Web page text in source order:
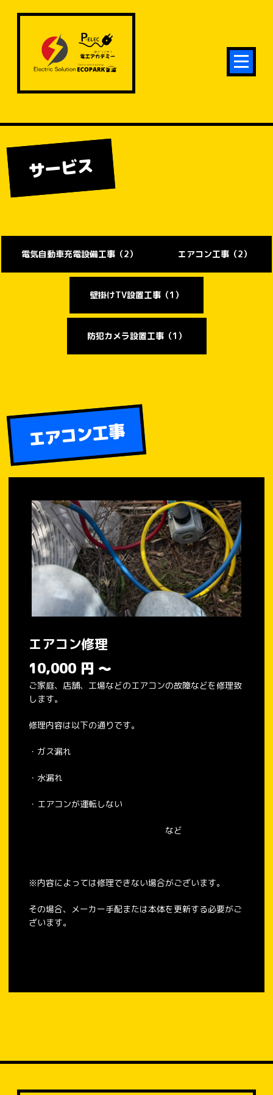
サービス
電気自動車充電設備工事（2） エアコン工事（2）
壁掛けTV設置工事（1）
防犯カメラ設置工事（1）
エアコン工事
エアコン修理
10,000 円 ～
ご家庭、店舗、工場などのエアコンの故障などを修理致
します。
修理内容は以下の通りです。
・ガス漏れ
・水漏れ
・エアコンが運転しない
など
※内容によっては修理できない場合がございます。
その場合、メーカー手配または本体を更新する必要がご
ざいます。